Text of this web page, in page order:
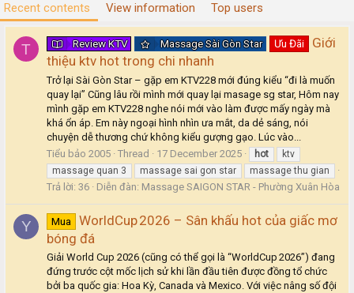
Recent contents View information Top users
T Review KTV Massage Sài Gòn Star Ưu Đãi
Giới
thiệu ktv hot trong chi nhanh
Trở lại Sài Gòn Star – gặp em KTV228 mới đúng kiểu “đi là muốn
quay lại” Cũng lâu rồi mình mới quay lại masage sg star, Hôm nay
mình gặp em KTV228 nghe nói mới vào làm được mấy ngày mà
khá ổn áp. Em này ngoại hình nhìn ưa mắt, da dẻ sáng, nói
chuyện dễ thương chứ không kiểu gượng gạo. Lúc vào...
Tiểu bảo 2005 Thread 17 December 2025 hot
ktv
massage quan 3
massage sai gon star massage thu gian
Trả lời: 36 Diễn đàn: Massage SAIGON STAR - Phường Xuân Hòa
Y Mua
WorldCup 2026 – Sân khấu hot của giấc mơ
bóng đá
Giải World Cup 2026 (cũng có thể gọi là “WorldCup 2026”) đang
đứng trước cột mốc lịch sử khi lần đầu tiên được đồng tổ chức
bởi ba quốc gia: Hoa Kỳ, Canada và Mexico. Với việc nâng số đội